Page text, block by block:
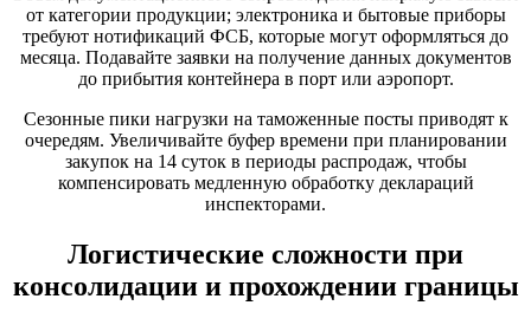
от категории продукции; электроника и бытовые приборы
требуют нотификаций ФСБ, которые могут оформляться до
месяца. Подавайте заявки на получение данных документов
до прибытия контейнера в порт или аэропорт.
Сезонные пики нагрузки на таможенные посты приводят к
очередям. Увеличивайте буфер времени при планировании
закупок на 14 суток в периоды распродаж, чтобы
компенсировать медленную обработку деклараций
инспекторами.
Логистические сложности при
консолидации и прохождении границы